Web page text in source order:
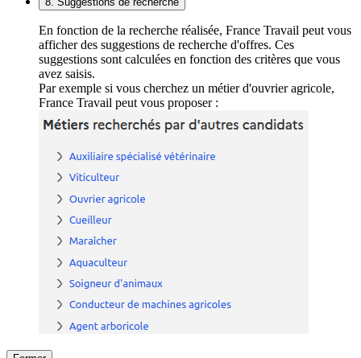
En fonction de la recherche réalisée, France Travail peut vous
afficher des suggestions de recherche d'offres. Ces
suggestions sont calculées en fonction des critères que vous
avez saisis.
Par exemple si vous cherchez un métier d'ouvrier agricole,
France Travail peut vous proposer :